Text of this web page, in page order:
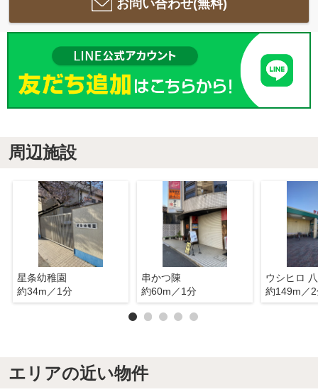
お問い合わせ(無料)
周辺施設
星条幼稚園
約34m／1分
串かつ陳
約60m／1分
ウシヒロ
約149m／
エリアの近い物件